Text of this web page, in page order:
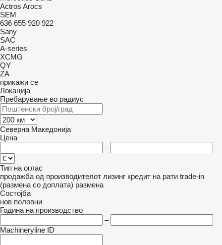
Actros Arocs
SEM
636 655 920 922
Sany
SAC
A-series
XCMG
QY
ZA
прикажи се
Локација
Пребарување во радиус
Северна Македонија
Цена
–
Тип на оглас
продажба од производителот лизинг кредит на рати trade-in
(размена со доплата) размена
Состојба
нов половни
Година на производство
–
Machineryline ID